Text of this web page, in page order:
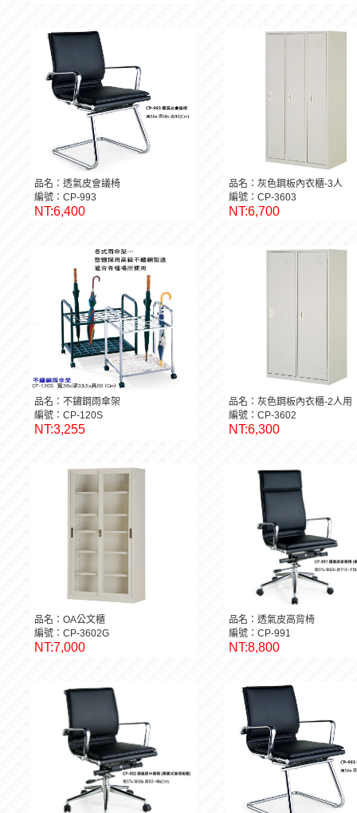
品名：透氣皮會議椅
編號：CP-993
NT:6,400
品名：灰色鋼板內衣櫃-3人
編號：CP-3603
NT:6,700
品名：不鏽鋼雨傘架
編號：CP-120S
NT:3,255
品名：灰色鋼板內衣櫃-2人用
編號：CP-3602
NT:6,300
品名：OA公文櫃
編號：CP-3602G
NT:7,000
品名：透氣皮高背椅
編號：CP-991
NT:8,800